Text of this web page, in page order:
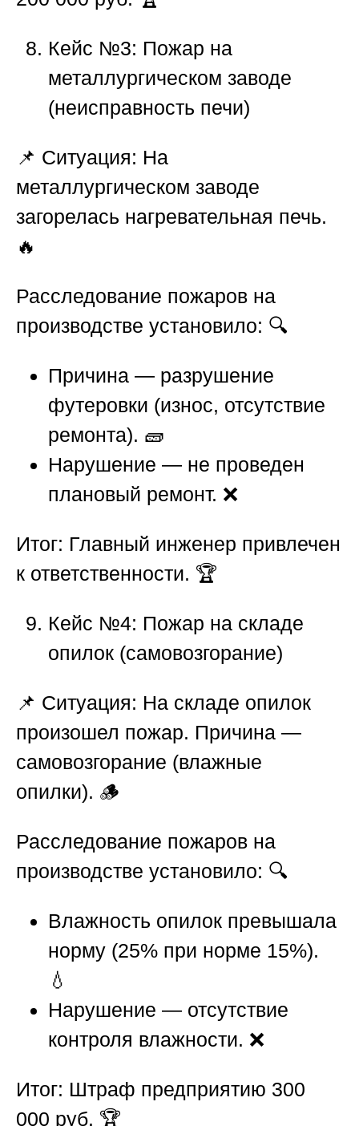
Кейс №3: Пожар на
металлургическом заводе
(неисправность печи)
📌 Ситуация: На
металлургическом заводе
загорелась нагревательная печь.
🔥
Расследование пожаров на
производстве установило: 🔍
Причина — разрушение
футеровки (износ, отсутствие
ремонта). 🧱
Нарушение — не проведен
плановый ремонт. ❌
Итог: Главный инженер привлечен
к ответственности. 🏆
Кейс №4: Пожар на складе
опилок (самовозгорание)
📌 Ситуация: На складе опилок
произошел пожар. Причина —
самовозгорание (влажные
опилки). 🪵
Расследование пожаров на
производстве установило: 🔍
Влажность опилок превышала
норму (25% при норме 15%).
💧
Нарушение — отсутствие
контроля влажности. ❌
Итог: Штраф предприятию 300
000 руб. 🏆